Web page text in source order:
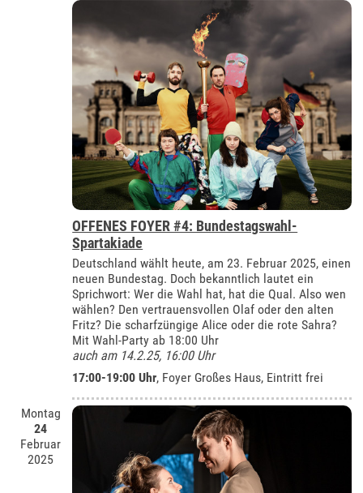
OFFENES FOYER #4: Bundestagswahl-
Spartakiade
Deutschland wählt heute, am 23. Februar 2025, einen
neuen Bundestag. Doch bekanntlich lautet ein
Sprichwort: Wer die Wahl hat, hat die Qual. Also wen
wählen? Den vertrauensvollen Olaf oder den alten
Fritz? Die scharfzüngige Alice oder die rote Sahra?
Mit Wahl-Party ab 18:00 Uhr
auch am 14.2.25, 16:00 Uhr
17:00-19:00 Uhr, Foyer Großes Haus, Eintritt frei
Montag
24
Februar
2025